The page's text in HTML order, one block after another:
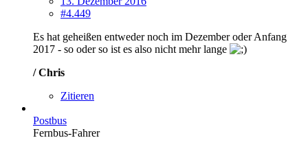
#4.449
Es hat geheißen entweder noch im Dezember oder Anfang
2017 - so oder so ist es also nicht mehr lange
/ Chris
Zitieren
Postbus
Fernbus-Fahrer